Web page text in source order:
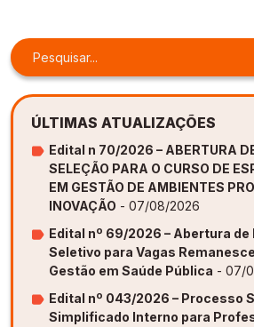
ÚLTIMAS ATUALIZAÇÕES
Edital n 70/2026 – ABERTURA
SELEÇÃO PARA O CURSO DE
EM GESTÃO DE AMBIENTES
INOVAÇÃO - 07/08/2026
Edital nº 69/2026 – Abertura
Seletivo para Vagas
Gestão em Saúde Pública - 07/
Edital nº 043/2026 – Processo
Simplificado Interno para
Especialização em Gestão de
Aprendizagem [PDE]
Docência na Educação Infantil [DINF]
Gestão Escolar [GESC]
Especialização em Gestão de
Aprendizagem [PDE]
Docência na Educação Infantil [DINF]
Gestão Escolar [GESC]
Especialização em Gestão de
Aprendizagem [PDE]
Docência na Educação Infantil [DINF]
Gestão Escolar [GESC]
Especialização em Gestão de
Aprendizagem [PDE]
Docência na Educação Infantil [DINF]
Gestão Escolar [GESC]
Especialização em Gestão de
Aprendizagem [PDE]
Docência na Educação Infantil [DINF]
Gestão Escolar [GESC]